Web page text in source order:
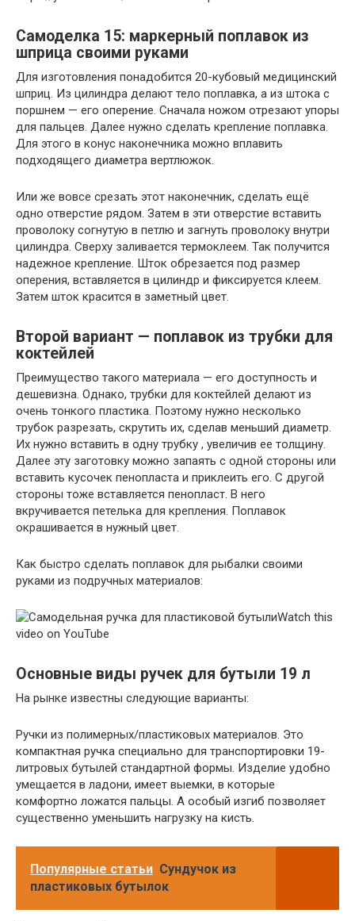
Самоделка 15: маркерный поплавок из
шприца своими руками
Для изготовления понадобится 20-кубовый медицинский
шприц. Из цилиндра делают тело поплавка, а из штока с
поршнем — его оперение. Сначала ножом отрезают упоры
для пальцев. Далее нужно сделать крепление поплавка.
Для этого в конус наконечника можно вплавить
подходящего диаметра вертлюжок.
Или же вовсе срезать этот наконечник, сделать ещё
одно отверстие рядом. Затем в эти отверстие вставить
проволоку согнутую в петлю и загнуть проволоку внутри
цилиндра. Сверху заливается термоклеем. Так получится
надежное крепление. Шток обрезается под размер
оперения, вставляется в цилиндр и фиксируется клеем.
Затем шток красится в заметный цвет.
Второй вариант — поплавок из трубки для
коктейлей
Преимущество такого материала — его доступность и
дешевизна. Однако, трубки для коктейлей делают из
очень тонкого пластика. Поэтому нужно несколько
трубок разрезать, скрутить их, сделав меньший диаметр.
Их нужно вставить в одну трубку , увеличив ее толщину.
Далее эту заготовку можно запаять с одной стороны или
вставить кусочек пенопласта и приклеить его. С другой
стороны тоже вставляется пенопласт. В него
вкручивается петелька для крепления. Поплавок
окрашивается в нужный цвет.
Как быстро сделать поплавок для рыбалки своими
руками из подручных материалов:
Watch this
video on YouTube
Основные виды ручек для бутыли 19 л
На рынке известны следующие варианты:
Ручки из полимерных/пластиковых материалов. Это
компактная ручка специально для транспортировки 19-
литровых бутылей стандартной формы. Изделие удобно
умещается в ладони, имеет выемки, в которые
комфортно ложатся пальцы. А особый изгиб позволяет
существенно уменьшить нагрузку на кисть.
Популярные статьи Сундучок из
пластиковых бутылок